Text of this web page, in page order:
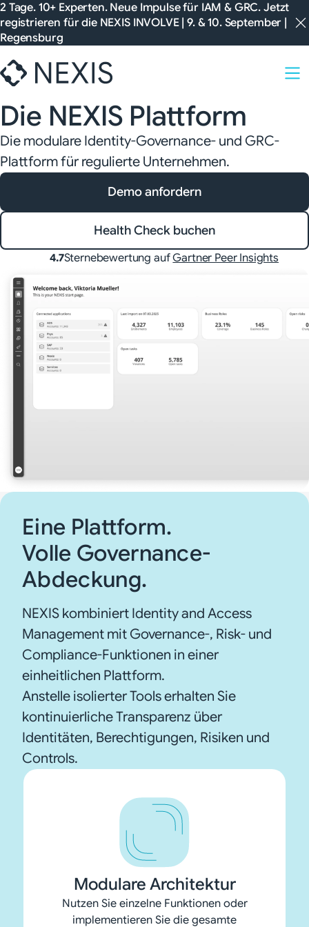
Zum
Inhalt
springen
2 Tage. 10+ Experten. Neue Impulse für IAM & GRC. Jetzt
registrieren für die NEXIS INVOLVE| 9. & 10. September |
Regensburg
Die NEXIS Plattform
Die modulare Identity-Governance- und GRC-
Plattform für regulierte Unternehmen.
Demo anfordern
Health Check buchen
4.7Sternebewertung aufGartner Peer Insights
Eine Plattform.
Volle Governance-
Abdeckung.
NEXIS kombiniert Identity and Access
Management mit Governance-, Risk- und
Compliance-Funktionen in einer
einheitlichen Plattform.
Anstelle isolierter Tools erhalten Sie
kontinuierliche Transparenz über
Identitäten, Berechtigungen, Risiken und
Controls.
Modulare Architektur
Nutzen Sie einzelne Funktionen oder
implementieren Sie die gesamte
Einheitliches Identity-